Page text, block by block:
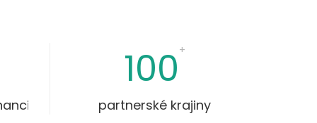
100 +
partnerské krajiny